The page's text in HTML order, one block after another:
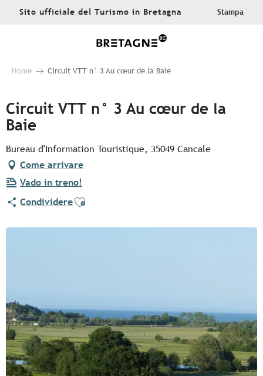
AllerSito ufficiale del Turismo in Bretagna Stampa
Home Circuit VTT n° 3 Au cœur de la Baie
Circuit VTT n° 3 Au cœur de la
Baie
Bureau d'Information Touristique, 35049 Cancale
Come arrivare
Vado in treno!
CondividereAjouter aux favoris